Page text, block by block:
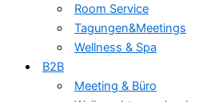
Room Service
Tagungen&Meetings
Wellness & Spa
B2B
Meeting & Büro